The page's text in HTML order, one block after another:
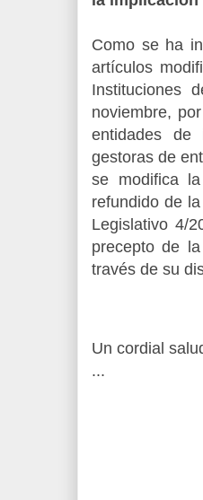
Como se ha
artículos
Instituciones
noviembre,
entidades de
gestoras de
se modifica
refundido de
Legislativo 4/
precepto de
través de su
Un cordial
...